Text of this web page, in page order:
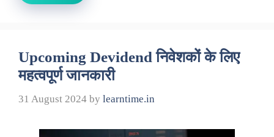
Upcoming Devidend निवेशकों के लिए
महत्वपूर्ण जानकारी
31 August 2024 by learntime.in